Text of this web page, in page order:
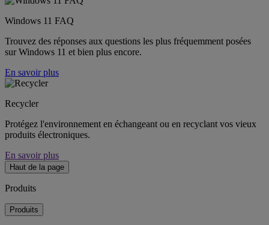
Windows 11 FAQ
Trouvez des réponses aux questions les plus fréquemment posées
sur Windows 11 et bien plus encore.
En savoir plus
Recycler
Protégez l'environnement en échangeant ou en recyclant vos vieux
produits électroniques.
En savoir plus
Haut de la page
Produits
Produits